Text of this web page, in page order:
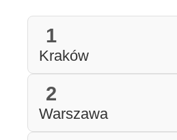
1
Kraków
2
Warszawa